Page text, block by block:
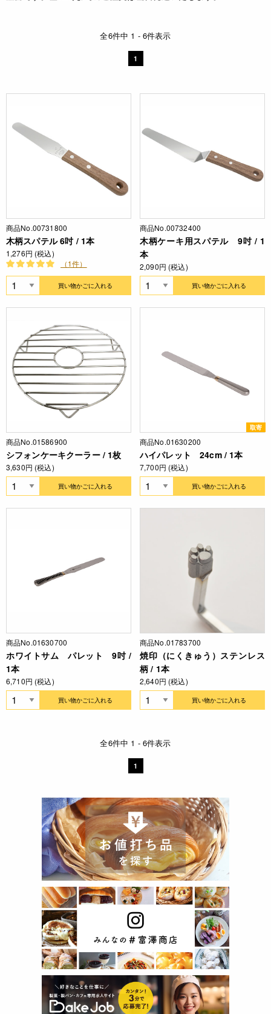
全6件中 1 - 6件表示
1
商品No.00731800
木柄スパテル 6吋 / 1本
1,276円 (税込)
（1件）
買い物かごに入れる
商品No.00732400
木柄ケーキ用スパテル 9吋 / 1
本
2,090円 (税込)
買い物かごに入れる
商品No.01586900
シフォンケーキクーラー / 1枚
3,630円 (税込)
買い物かごに入れる
取寄
商品No.01630200
ハイパレット 24cm / 1本
7,700円 (税込)
買い物かごに入れる
商品No.01630700
ホワイトサム パレット 9吋 /
1本
6,710円 (税込)
買い物かごに入れる
商品No.01783700
焼印（にくきゅう）ステンレス
柄 / 1本
2,640円 (税込)
買い物かごに入れる
全6件中 1 - 6件表示
1